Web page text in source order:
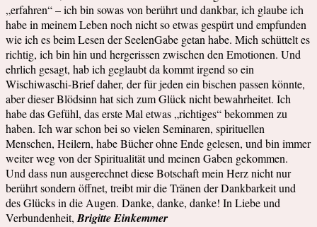
„erfahren“ – ich bin sowas von berührt und dankbar, ich glaube ich
habe in meinem Leben noch nicht so etwas gespürt und empfunden
wie ich es beim Lesen der SeelenGabe getan habe. Mich schüttelt es
richtig, ich bin hin und hergerissen zwischen den Emotionen. Und
ehrlich gesagt, hab ich geglaubt da kommt irgend so ein
Wischiwaschi-Brief daher, der für jeden ein bischen passen könnte,
aber dieser Blödsinn hat sich zum Glück nicht bewahrheitet. Ich
habe das Gefühl, das erste Mal etwas „richtiges“ bekommen zu
haben. Ich war schon bei so vielen Seminaren, spirituellen
Menschen, Heilern, habe Bücher ohne Ende gelesen, und bin immer
weiter weg von der Spiritualität und meinen Gaben gekommen.
Und dass nun ausgerechnet diese Botschaft mein Herz nicht nur
berührt sondern öffnet, treibt mir die Tränen der Dankbarkeit und
des Glücks in die Augen. Danke, danke, danke! In Liebe und
Verbundenheit,Brigitte Einkemmer